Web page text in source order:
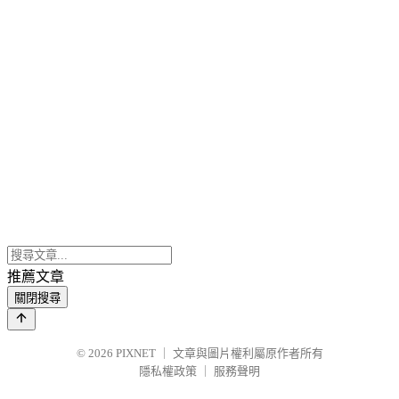
推薦文章
關閉搜尋
© 2026 PIXNET
文章與圖片權利屬原作者所有
隱私權政策
服務聲明